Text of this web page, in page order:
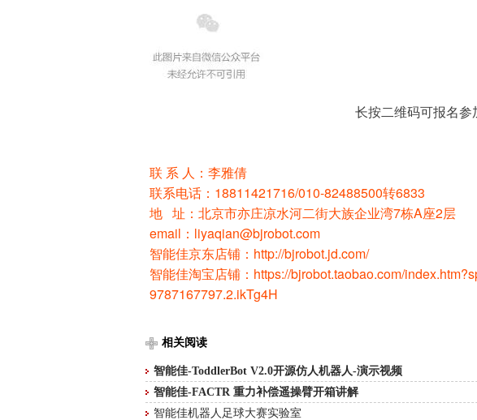
长按二维码可报名参
联 系 人：李雅倩
联系电话：18811421716/010-82488500转6833
地 址：北京市亦庄凉水河二街大族企业湾7栋A座2层
email：liyaqian@bjrobot.com
智能佳京东店铺：http://bjrobot.jd.com/
智能佳淘宝店铺：https://bjrobot.taobao.com/
9787167797.2.ikTg4H
相关阅读
智能佳-ToddlerBot V2.0开源仿人机器人-演示视频
智能佳-FACTR 重力补偿遥操臂开箱讲解
智能佳机器人足球大赛实验室